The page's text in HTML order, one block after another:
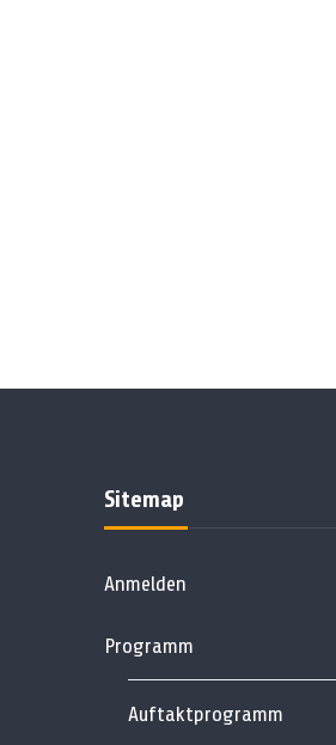
Sitemap
Anmelden
Programm
Auftaktprogramm